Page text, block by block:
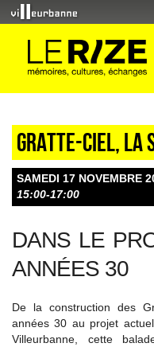
Gratte-Ciel, la
SAMEDI 17 NOVEMBRE
15:00-17:00
DANS LE
ANNÉES 30
De la construction des
années 30 au projet
Villeurbanne, cette